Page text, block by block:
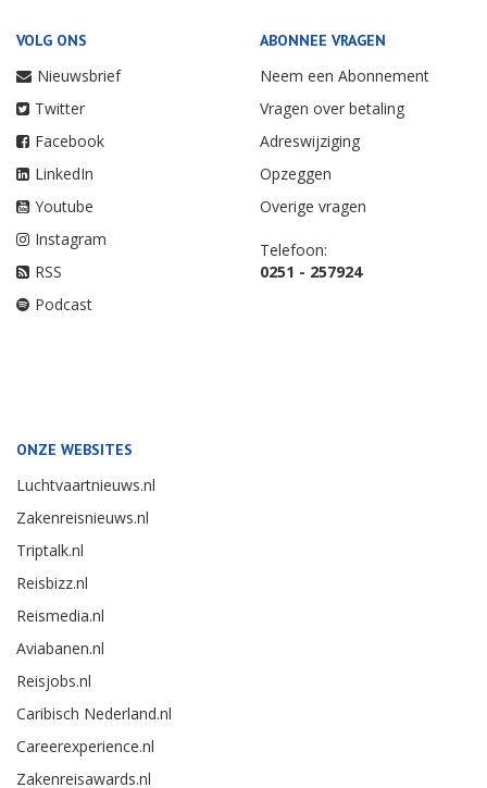
VOLG ONS
Nieuwsbrief
Twitter
Facebook
LinkedIn
Youtube
Instagram
RSS
Podcast
ABONNEE VRAGEN
Neem een Abonnement
Vragen over betaling
Adreswijziging
Opzeggen
Overige vragen
Telefoon:
0251 - 257924
ONZE WEBSITES
Luchtvaartnieuws.nl
Zakenreisnieuws.nl
Triptalk.nl
Reisbizz.nl
Reismedia.nl
Aviabanen.nl
Reisjobs.nl
Caribisch Nederland.nl
Careerexperience.nl
Zakenreisawards.nl